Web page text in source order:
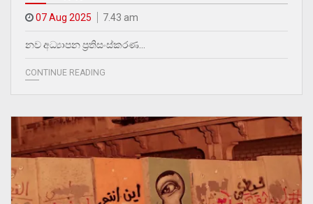
07 Aug 2025 7.43 am
නව අධ්‍යාපන ප්‍රතිසංස්කරණ…
CONTINUE READING